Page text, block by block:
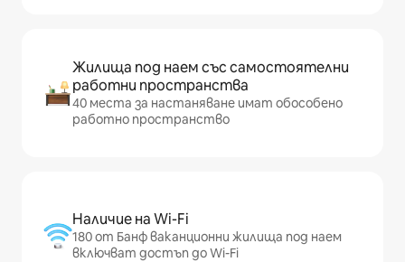
Жилища под наем със самостоятелни
работни пространства
40 места за настаняване имат обособено
работно пространство
Наличие на Wi-Fi
180 от Банф ваканционни жилища под наем
включват достъп до Wi-Fi